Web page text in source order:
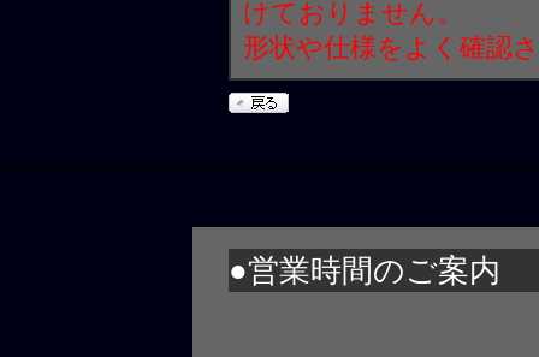
けておりません。
形状や仕様をよく確認
●営業時間のご案内